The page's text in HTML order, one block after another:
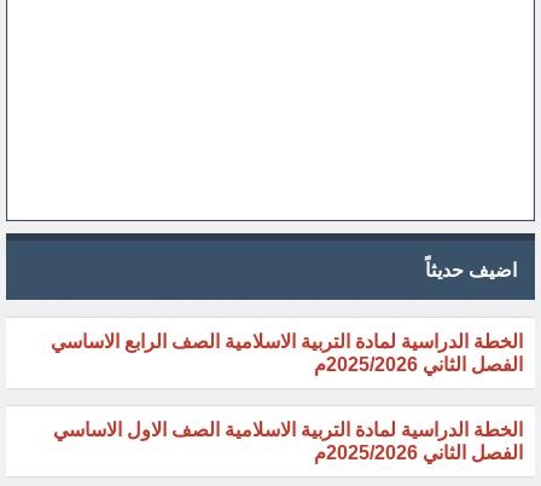
اضيف حديثاً
الخطة الدراسية لمادة التربية الاسلامية الصف الرابع الاساسي
الفصل الثاني 2025/2026م
الخطة الدراسية لمادة التربية الاسلامية الصف الاول الاساسي
الفصل الثاني 2025/2026م